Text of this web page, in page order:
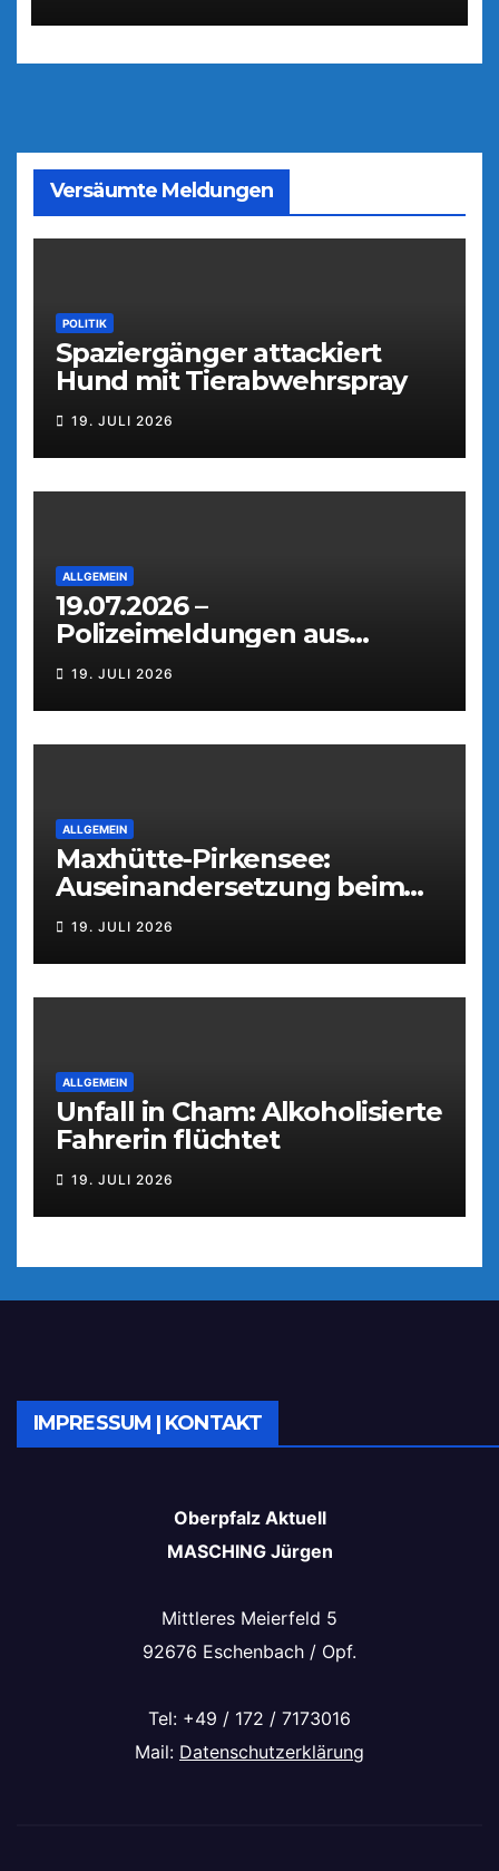
Versäumte Meldungen
POLITIK
Spaziergänger attackiert
Hund mit Tierabwehrspray
19. JULI 2026
ALLGEMEIN
19.07.2026 –
Polizeimeldungen aus
Weiden
19. JULI 2026
ALLGEMEIN
Maxhütte-Pirkensee:
Auseinandersetzung beim
Parkfest
19. JULI 2026
ALLGEMEIN
Unfall in Cham: Alkoholisierte
Fahrerin flüchtet
19. JULI 2026
IMPRESSUM | KONTAKT
Oberpfalz Aktuell
MASCHING Jürgen
Mittleres Meierfeld 5
92676 Eschenbach / Opf.
Tel: +49 / 172 / 7173016
Mail: Datenschutzerklärung